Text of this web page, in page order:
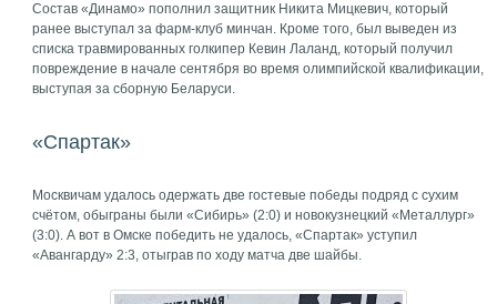
Состав «Динамо» пополнил защитник Никита Мицкевич, который
ранее выступал за фарм-клуб минчан. Кроме того, был выведен из
списка травмированных голкипер Кевин Лаланд, который получил
повреждение в начале сентября во время олимпийской квалификации,
выступая за сборную Беларуси.
«Спартак»
Москвичам удалось одержать две гостевые победы подряд с сухим
счётом, обыграны были «Сибирь» (2:0) и новокузнецкий «Металлург»
(3:0). А вот в Омске победить не удалось, «Спартак» уступил
«Авангарду» 2:3, отыграв по ходу матча две шайбы.